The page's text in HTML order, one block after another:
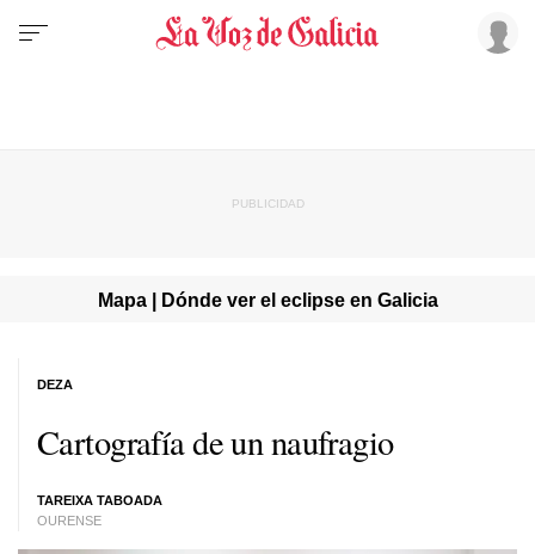
Mapa | Dónde ver el eclipse en Galicia
Cartografía de un naufragio
TAREIXA TABOADA
OURENSE
DEZA